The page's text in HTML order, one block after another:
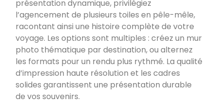
présentation dynamique, privilégiez
l’agencement de plusieurs toiles en pêle-mêle,
racontant ainsi une histoire complète de votre
voyage. Les options sont multiples : créez un mur
photo thématique par destination, ou alternez
les formats pour un rendu plus rythmé. La qualité
d’impression haute résolution et les cadres
solides garantissent une présentation durable
de vos souvenirs.